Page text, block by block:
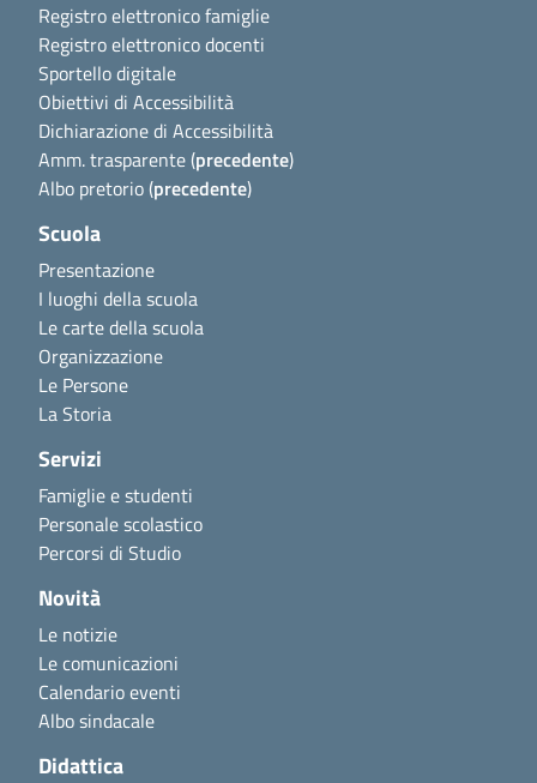
Registro elettronico famiglie
Registro elettronico docenti
Sportello digitale
Obiettivi di Accessibilità
Dichiarazione di Accessibilità
Amm. trasparente (precedente)
Albo pretorio (precedente)
Scuola
Presentazione
I luoghi della scuola
Le carte della scuola
Organizzazione
Le Persone
La Storia
Servizi
Famiglie e studenti
Personale scolastico
Percorsi di Studio
Novità
Le notizie
Le comunicazioni
Calendario eventi
Albo sindacale
Didattica